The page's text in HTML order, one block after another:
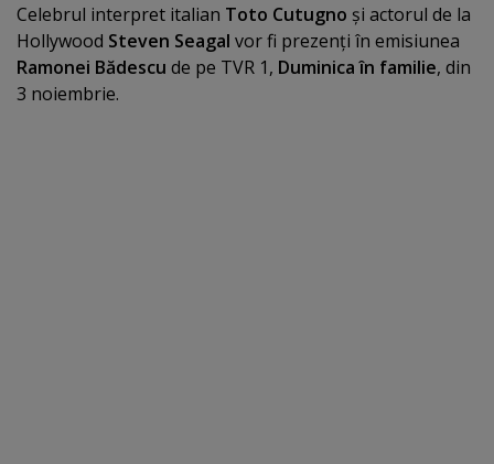
Celebrul interpret italian Toto Cutugno şi actorul de la
Hollywood Steven Seagal vor fi prezenţi în emisiunea
Ramonei Bădescu de pe TVR 1, Duminica în familie, din
3 noiembrie.